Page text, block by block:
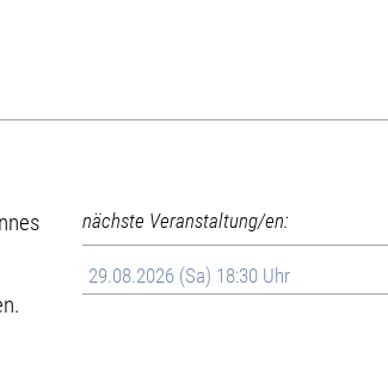
nächste Veranstaltung/en:
29.08.2026 (Sa) 18:30 Uhr